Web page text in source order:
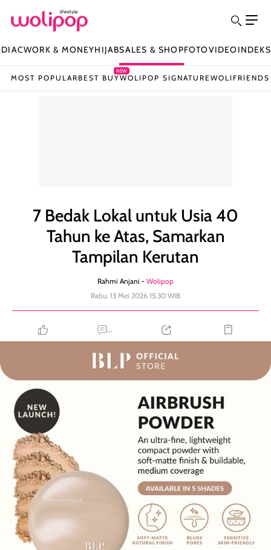
WORK & MONEYHIJABSALES & SHOPFOTOVIDEOINDEKS
MOST POPULAR BEST BUY
NEW
WOLIPOP SIGNATUREWOLIFRIENDS
7 Bedak Lokal untuk Usia 40
Tahun ke Atas, Samarkan
Tampilan Kerutan
Rahmi Anjani - Wolipop
Rabu, 13 Mei 2026 15:30 WIB
...